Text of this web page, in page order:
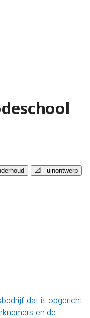
📐 Tuinontwerp
dat is opgericht
en de